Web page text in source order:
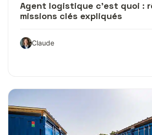
Agent logistique c’est quoi :
missions clés expliqués
Claude